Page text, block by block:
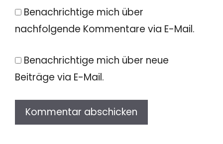
Benachrichtige mich über
nachfolgende Kommentare via E-Mail.
Benachrichtige mich über neue
Beiträge via E-Mail.